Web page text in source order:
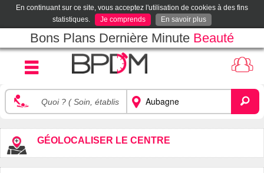
En continuant sur ce site, vous acceptez l'utilisation de cookies à des fins
statistiques.
Je comprends En savoir plus
Bons Plans Dernière Minute Beauté
GÉOLOCALISER LE CENTRE